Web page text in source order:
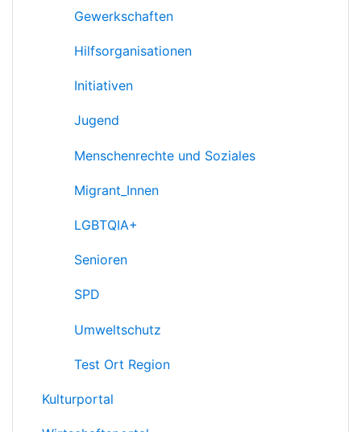
Gewerkschaften
Hilfsorganisationen
Initiativen
Jugend
Menschenrechte und Soziales
Migrant_Innen
LGBTQIA+
Senioren
SPD
Umweltschutz
Test Ort Region
Kulturportal